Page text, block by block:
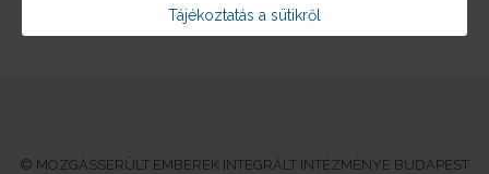
© MOZGÁSSÉRÜLT EMBEREK INTEGRÁLT INTÉZMÉNYE BUDAPEST
Tájékoztatás a sütikről